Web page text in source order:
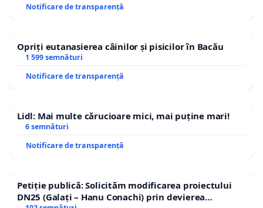
Notificare de transparență
Opriți eutanasierea câinilor și pisicilor în Bacău
1 599 semnături
Notificare de transparență
Lidl: Mai multe cărucioare mici, mai puține mari!
6 semnături
Notificare de transparență
Petiție publică: Solicităm modificarea proiectului
DN25 (Galați – Hanu Conachi) prin devierea